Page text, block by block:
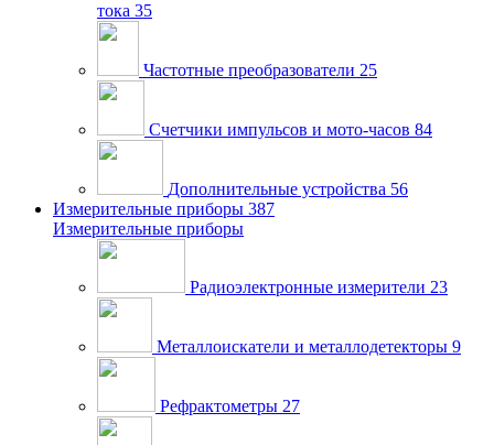
тока 35
Частотные преобразователи 25
Счетчики импульсов и мото-часов 84
Дополнительные устройства 56
Измерительные приборы 387
Измерительные приборы
Радиоэлектронные измерители 23
Металлоискатели и металлодетекторы 9
Рефрактометры 27